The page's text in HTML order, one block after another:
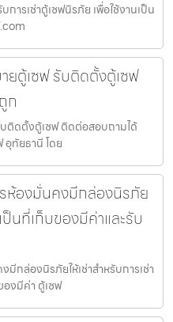
การเช่าตู้เซฟนิรภัย เพื่อใช้งานเป็น
ยตู้เซฟ รับติดตั้งตู้เซฟ
ก
บติดตั้งตู้เซฟ ติดต่อสอบถามได้
อุทัยธานี โดย
ห้องมั่นคงมีกล่องนิรภัย
ป็นที่เก็บของมีค่าและรับ
กล่องนิรภัยให้เช่าสำหรับการเช่า
องมีค่า ตู้เซฟ